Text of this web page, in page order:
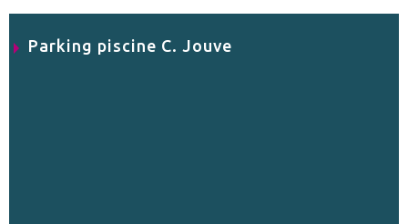
Parking piscine C. Jouve